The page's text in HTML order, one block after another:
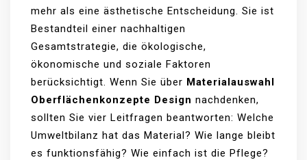
mehr als eine ästhetische Entscheidung. Sie ist
Bestandteil einer nachhaltigen
Gesamtstrategie, die ökologische,
ökonomische und soziale Faktoren
berücksichtigt. Wenn Sie über Materialauswahl
Oberflächenkonzepte Design nachdenken,
sollten Sie vier Leitfragen beantworten: Welche
Umweltbilanz hat das Material? Wie lange bleibt
es funktionsfähig? Wie einfach ist die Pflege?